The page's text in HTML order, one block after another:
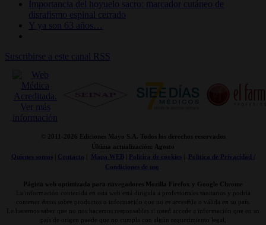
Importancia del hoyuelo sacro: marcador cutáneo de
disrafismo espinal cerrado
Y ya son 63 años…
Suscribirse a este canal RSS
© 2011- 2026 Ediciones Mayo S.A. Todos los derechos reservados
Última actualización: Agosto
Quienes somos| Contacto Mapa WEB| Politica de cookies|
Politica de Privacidad /
Condiciones de uso
Página web optimizada para navegadores Mozilla Firefox y Google Chrome
La información contenida en esta web está dirigida a profesionales sanitarios y podría
contener datos sobre productos o información que no es accesible o válida en su país.
Le hacemos saber que no nos hacemos responsables si usted accede a información que en su
país de origen puede que no cumpla con algún requerimiento legal,